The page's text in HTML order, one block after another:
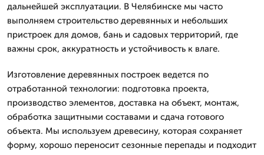
дальнейшей эксплуатации. В Челябинске мы часто
выполняем строительство деревянных и небольших
пристроек для домов, бань и садовых территорий, где
важны срок, аккуратность и устойчивость к влаге.
Изготовление деревянных построек ведется по
отработанной технологии: подготовка проекта,
производство элементов, доставка на объект, монтаж,
обработка защитными составами и сдача готового
объекта. Мы используем древесину, которая сохраняет
форму, хорошо переносит сезонные перепады и подходит